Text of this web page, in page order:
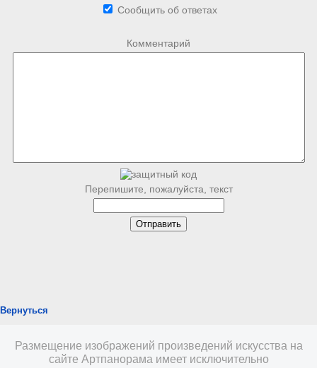
Сообщить об ответах
Комментарий
Перепишите, пожалуйста, текст
Вернуться
Размещение изображений произведений искусства на
сайте Артпанорама имеет исключительно